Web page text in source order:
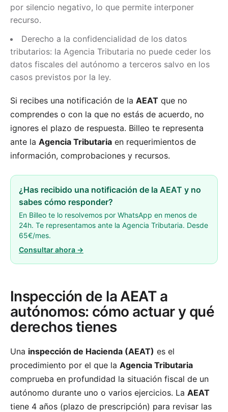
por silencio negativo, lo que permite interponer
recurso.
Derecho a la confidencialidad de los datos
tributarios: la Agencia Tributaria no puede ceder los
datos fiscales del autónomo a terceros salvo en los
casos previstos por la ley.
Si recibes una notificación de la AEAT que no
comprendes o con la que no estás de acuerdo, no
ignores el plazo de respuesta. Billeo te representa
ante la Agencia Tributaria en requerimientos de
información, comprobaciones y recursos.
¿Has recibido una notificación de la AEAT y no
sabes cómo responder?
En Billeo te lo resolvemos por WhatsApp en menos de
24h. Te representamos ante la Agencia Tributaria. Desde
65€/mes.
Consultar ahora →
Inspección de la AEAT a
autónomos: cómo actuar y qué
derechos tienes
Una inspección de Hacienda (AEAT) es el
procedimiento por el que la Agencia Tributaria
comprueba en profundidad la situación fiscal de un
autónomo durante uno o varios ejercicios. La AEAT
tiene 4 años (plazo de prescripción) para revisar las